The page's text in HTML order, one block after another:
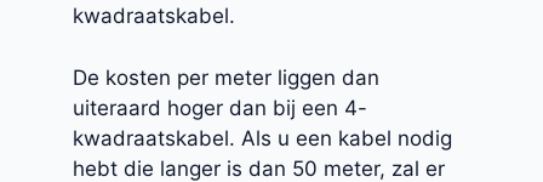
kwadraatskabel.
De kosten per meter liggen dan
uiteraard hoger dan bij een 4-
kwadraatskabel. Als u een kabel nodig
hebt die langer is dan 50 meter, zal er